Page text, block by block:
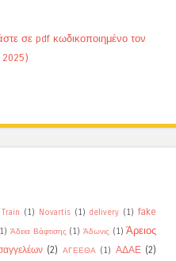
σε pdf κωδικοποιημένο τον
(1) Novartis (1) delivery (1) fake
Άδεια Βάφτισης (1) Άδωνις (1) Άρειος
(2) ΑΓΕΕΘΑ (1) ΑΔΑΕ (2)